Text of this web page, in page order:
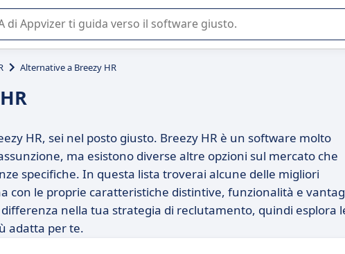
o nella scelta di un software SaaS per la vostra azienda.
Alternative a Breezy HR
HR, sei nel posto giusto. Breezy HR è un software molto
ma esistono diverse altre opzioni sul mercato che
specifiche. In questa lista troverai alcune delle migliori
con le proprie caratteristiche distintive, funzionalità e
nella tua strategia di reclutamento, quindi esplora
adatta per te.